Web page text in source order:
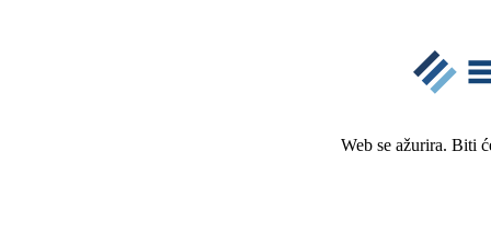
Web se ažurira. Biti